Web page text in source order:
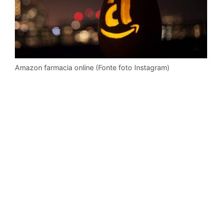
Amazon farmacia online (Fonte foto Instagram)